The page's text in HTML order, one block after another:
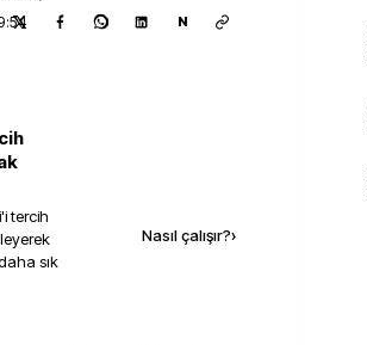
N
'i tercih
sık
Nasıl çalışır?›